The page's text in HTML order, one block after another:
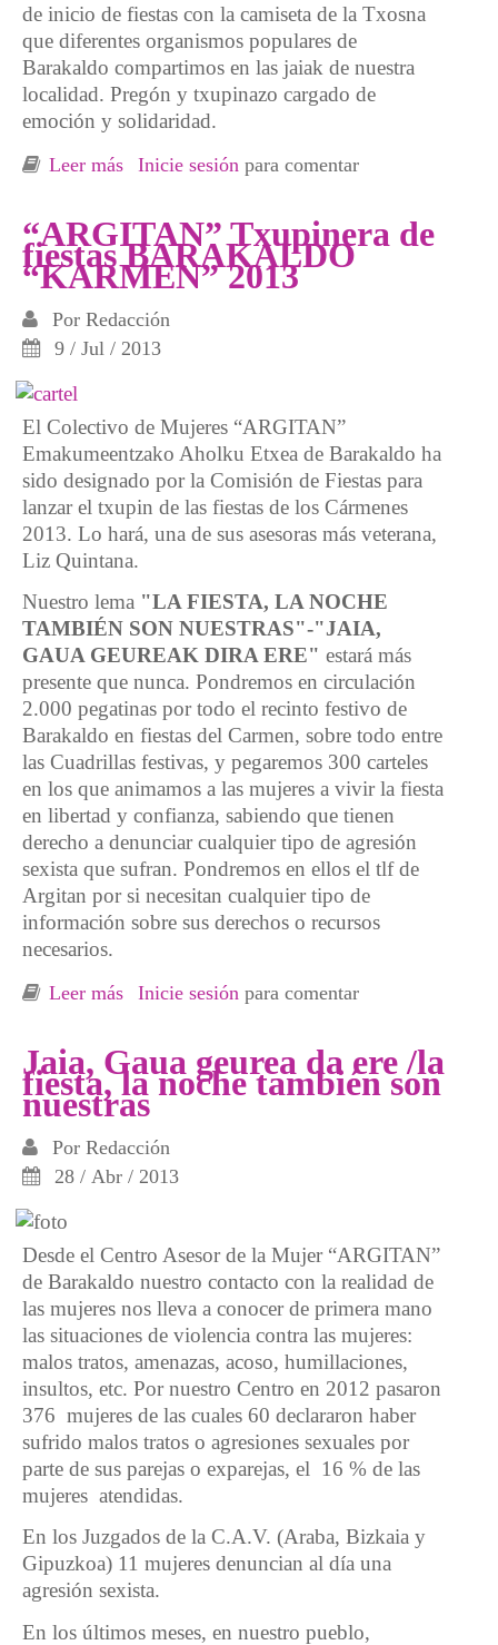
de inicio de fiestas con la camiseta de la Txosna
que diferentes organismos populares de
Barakaldo compartimos en las jaiak de nuestra
localidad. Pregón y txupinazo cargado de
emoción y solidaridad.
Leer más sobre Las jaiak* de Bar akaldo se iniciaron
Inicie sesión para comentar
“ARGITAN” Txupinera de
fiestas BARAKALDO
“KARMEN” 2013
Por Redacción
9 / Jul / 2013
El Colectivo de Mujeres “ARGITAN”
Emakumeentzako Aholku Etxea de Barakaldo ha
sido designado por la Comisión de Fiestas para
lanzar el txupin de las fiestas de los Cármenes
2013. Lo hará, una de sus asesoras más veterana,
Liz Quintana.
Nuestro lema "LA FIESTA, LA NOCHE
TAMBIÉN SON NUESTRAS"-"JAIA,
GAUA GEUREAK DIRA ERE" estará más
presente que nunca. Pondremos en circulación
2.000 pegatinas por todo el recinto festivo de
Barakaldo en fiestas del Carmen, sobre todo entre
las Cuadrillas festivas, y pegaremos 300 carteles
en los que animamos a las mujeres a vivir la fiesta
en libertad y confianza, sabiendo que tienen
derecho a denunciar cualquier tipo de agresión
sexista que sufran. Pondremos en ellos el tlf de
Argitan por si necesitan cualquier tipo de
información sobre sus derechos o recursos
necesarios.
Leer más sobre “ARGITAN” Txupinera de fiestas
Inicie sesión para comentar
Jaia, Gaua geurea da ere /la
fiesta, la noche también son
nuestras
Por Redacción
28 / Abr / 2013
Desde el Centro Asesor de la Mujer “ARGITAN”
de Barakaldo nuestro contacto con la realidad de
las mujeres nos lleva a conocer de primera mano
las situaciones de violencia contra las mujeres:
malos tratos, amenazas, acoso, humillaciones,
insultos, etc. Por nuestro Centro en 2012 pasaron
376 mujeres de las cuales 60 declararon haber
sufrido malos tratos o agresiones sexuales por
parte de sus parejas o exparejas, el 16 % de las
mujeres atendidas.
En los Juzgados de la C.A.V. (Araba, Bizkaia y
Gipuzkoa) 11 mujeres denuncian al día una
agresión sexista.
En los últimos meses, en nuestro pueblo,